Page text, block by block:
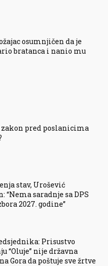
osumnjičen da je
bratanca i nanio mu
pred poslanicima
stav, Urošević
“Nema saradnje sa DPS
2027. godine”
Prisustvo
“Oluje” nije državna
Gora da poštuje sve žrtve